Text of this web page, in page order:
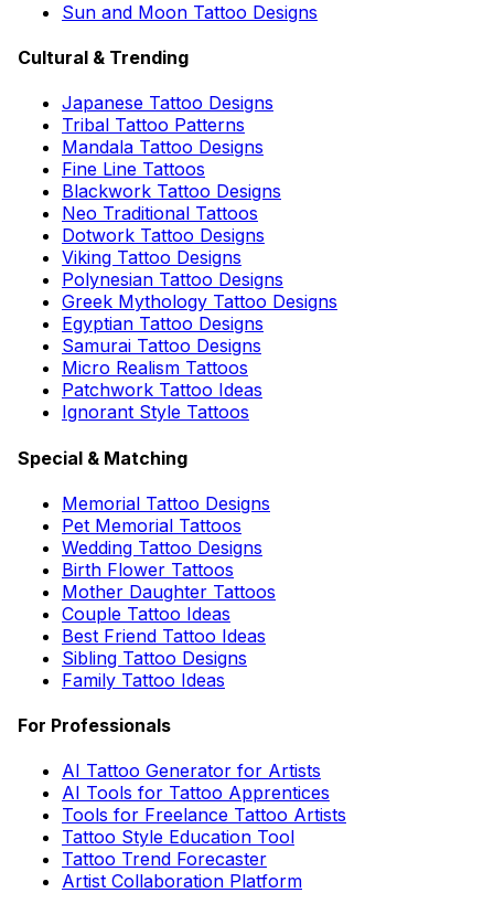
Sun and Moon Tattoo Designs
Cultural & Trending
Japanese Tattoo Designs
Tribal Tattoo Patterns
Mandala Tattoo Designs
Fine Line Tattoos
Blackwork Tattoo Designs
Neo Traditional Tattoos
Dotwork Tattoo Designs
Viking Tattoo Designs
Polynesian Tattoo Designs
Greek Mythology Tattoo Designs
Egyptian Tattoo Designs
Samurai Tattoo Designs
Micro Realism Tattoos
Patchwork Tattoo Ideas
Ignorant Style Tattoos
Special & Matching
Memorial Tattoo Designs
Pet Memorial Tattoos
Wedding Tattoo Designs
Birth Flower Tattoos
Mother Daughter Tattoos
Couple Tattoo Ideas
Best Friend Tattoo Ideas
Sibling Tattoo Designs
Family Tattoo Ideas
For Professionals
AI Tattoo Generator for Artists
AI Tools for Tattoo Apprentices
Tools for Freelance Tattoo Artists
Tattoo Style Education Tool
Tattoo Trend Forecaster
Artist Collaboration Platform